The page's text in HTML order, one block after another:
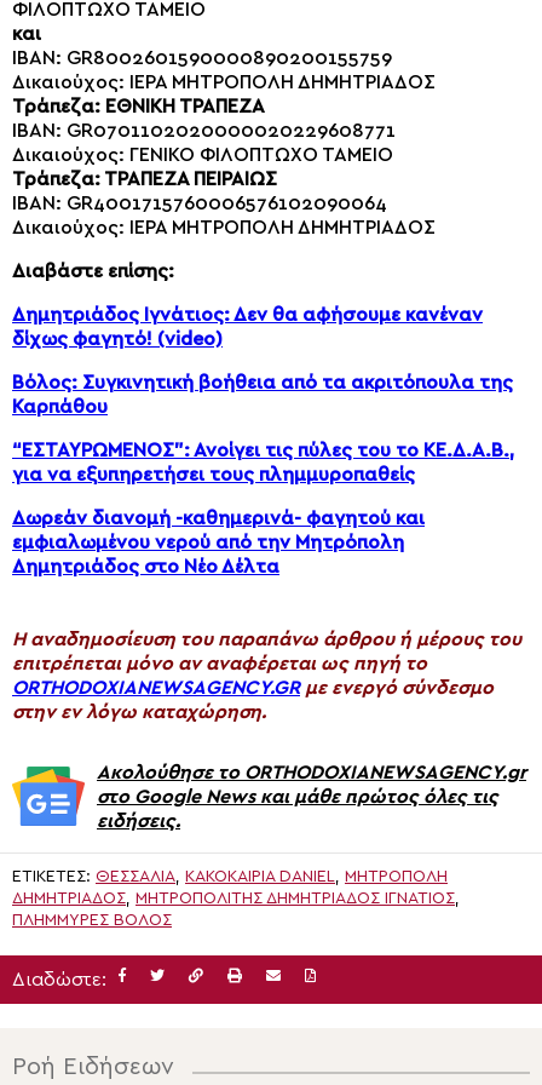
ΦΙΛΟΠΤΩΧΟ ΤΑΜΕΙΟ
και
IBAN: GR8002601590000890200155759
Δικαιούχος: ΙΕΡΑ ΜΗΤΡΟΠΟΛΗ ΔΗΜΗΤΡΙΑΔΟΣ
Τράπεζα: ΕΘΝΙΚΗ ΤΡΑΠΕΖΑ
IBAN: GR0701102020000020229608771
Δικαιούχος: ΓΕΝΙΚΟ ΦΙΛΟΠΤΩΧΟ ΤΑΜΕΙΟ
Τράπεζα: ΤΡΑΠΕΖΑ ΠΕΙΡΑΙΩΣ
IBAN: GR4001715760006576102090064
Δικαιούχος: ΙΕΡΑ ΜΗΤΡΟΠΟΛΗ ΔΗΜΗΤΡΙΑΔΟΣ
Διαβάστε επίσης:
Δημητριάδος Ιγνάτιος: Δεν θα αφήσουμε κανέναν
δίχως φαγητό! (video)
Βόλος: Συγκινητική βοήθεια από τα ακριτόπουλα της
Καρπάθου
“ΕΣΤΑΥΡΩΜΕΝΟΣ”: Ανοίγει τις πύλες του το ΚΕ.Δ.Α.Β.,
για να εξυπηρετήσει τους πλημμυροπαθείς
Δωρεάν διανομή -καθημερινά- φαγητού και
εμφιαλωμένου νερού από την Μητρόπολη
Δημητριάδος στο Νέο Δέλτα
H αναδημοσίευση του παραπάνω άρθρου ή μέρους του
επιτρέπεται μόνο αν αναφέρεται ως πηγή το
ORTHODOXIANEWSAGENCY.GRμε ενεργό σύνδεσμο
στην εν λόγω καταχώρηση.
Ακολούθησε το ORTHODOXIANEWSAGENCY.gr
στο Google News και μάθε πρώτος όλες τις
ειδήσεις.
ΕΤΙΚΈΤΕΣ: ΘΕΣΣΑΛΙΑ ΚΑΚΟΚΑΙΡΊΑ DANIEL
ΜΗΤΡΌΠΟΛΗ
ΔΗΜΗΤΡΙΆΔΟΣ ΜΗΤΡΟΠΟΛΊΤΗΣ ΔΗΜΗΤΡΙΆΔΟΣ ΙΓΝΆΤΙΟΣ
ΠΛΗΜΜΎΡΕΣ ΒΌΛΟΣ
Διαδώστε:
Ροή Ειδήσεων